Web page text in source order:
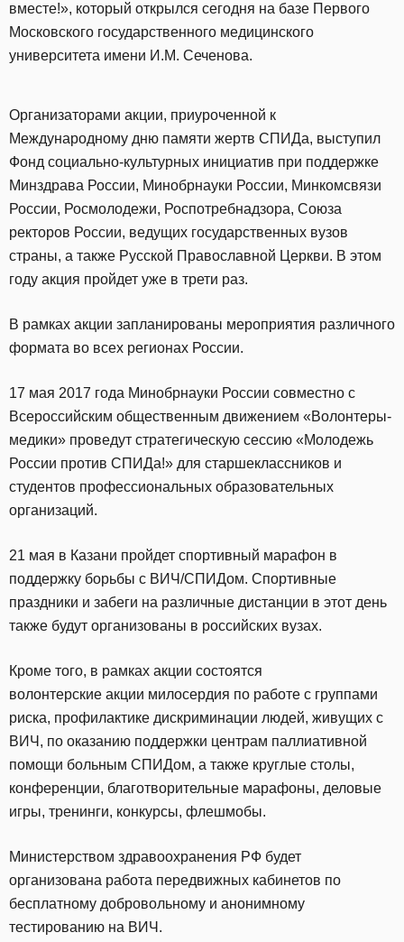
вместе!», который открылся сегодня на базе Первого
Московского государственного медицинского
университета имени И.М. Сеченова.
Организаторами акции, приуроченной к
Международному дню памяти жертв СПИДа, выступил
Фонд социально-культурных инициатив при поддержке
Минздрава России, Минобрнауки России, Минкомсвязи
России, Росмолодежи, Роспотребнадзора, Союза
ректоров России, ведущих государственных вузов
страны, а также Русской Православной Церкви. В этом
году акция пройдет уже в трети раз.
В рамках акции запланированы мероприятия различного
формата во всех регионах России.
17 мая 2017 года Минобрнауки России совместно с
Всероссийским общественным движением «Волонтеры-
медики» проведут стратегическую сессию «Молодежь
России против СПИДа!» для старшеклассников и
студентов профессиональных образовательных
организаций.
21 мая в Казани пройдет спортивный марафон в
поддержку борьбы с ВИЧ/СПИДом. Спортивные
праздники и забеги на различные дистанции в этот день
также будут организованы в российских вузах.
Кроме того, в рамках акции состоятся
волонтерские акции милосердия по работе с группами
риска, профилактике дискриминации людей, живущих с
ВИЧ, по оказанию поддержки центрам паллиативной
помощи больным СПИДом, а также круглые столы,
конференции, благотворительные марафоны, деловые
игры, тренинги, конкурсы, флешмобы.
Министерством здравоохранения РФ будет
организована работа передвижных кабинетов по
бесплатному добровольному и анонимному
тестированию на ВИЧ.